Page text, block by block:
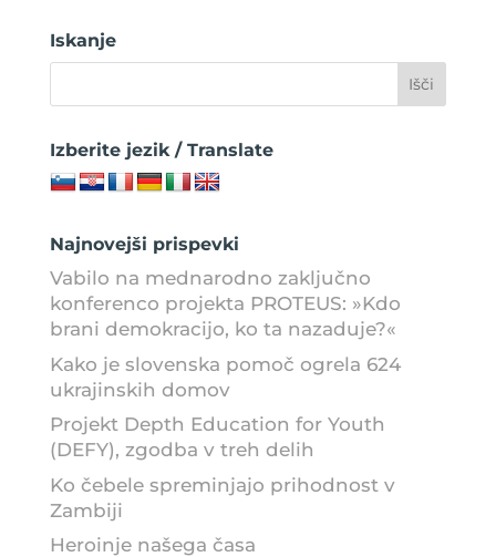
Iskanje
Izberite jezik / Translate
Najnovejši prispevki
Vabilo na mednarodno zaključno
konferenco projekta PROTEUS: »Kdo
brani demokracijo, ko ta nazaduje?«
Kako je slovenska pomoč ogrela 624
ukrajinskih domov
Projekt Depth Education for Youth
(DEFY), zgodba v treh delih
Ko čebele spreminjajo prihodnost v
Zambiji
Heroinje našega časa